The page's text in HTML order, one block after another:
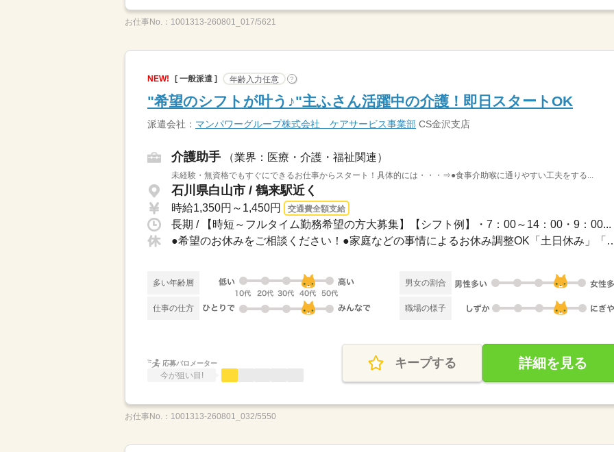
お仕事No.： 1001313-260801_017/5621
NEW! [ 一般派遣 ] 年齢入力任意 ?
"希望のシフトが叶う♪"主ふさん活躍中の介護！即日スタートOK
派遣会社： マンパワーグループ株式会社 ケアサービス事業部 CS金沢支店
介護助手 （業界：医療・介護・福祉関連）
未経験・無資格でもすぐにできるお仕事からスタート！具体的には・・・⇒●食事介助喉に通りやすい工夫をする...
石川県白山市 / 鶴来駅近く
時給1,350円～1,450円 交通費全額支給
長期 / 【時短～フルタイム勤務希望の方大募集】【シフト例】・7：00～14：00・9：00...
●希望のお休みをご相談ください！●家庭などの事
多い年齢層 男女の割合
仕事の仕方 職場の様子
応募バロメーター
今が狙い目!
キープする 詳細を見る
お仕事No.： 1001313-260801_032/5550